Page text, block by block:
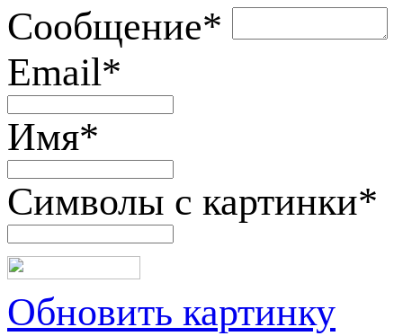
Сообщение*
Email*
Имя*
Символы с картинки*
Обновить картинку